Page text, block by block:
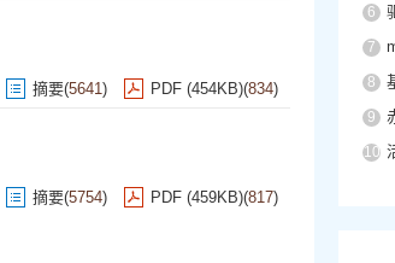
摘要(5641) PDF (454KB)(834)
摘要(5754) PDF (459KB)(817)
6
7
8
9
10